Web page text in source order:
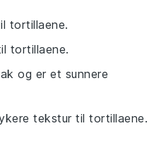
tortillaene.
tortillaene.
og er et sunnere
tekstur til tortillaene.